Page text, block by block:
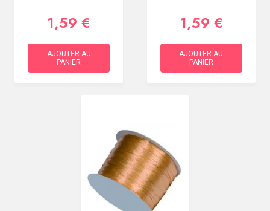
1,59 €
AJOUTER AU
PANIER
1,59 €
AJOUTER AU
PANIER